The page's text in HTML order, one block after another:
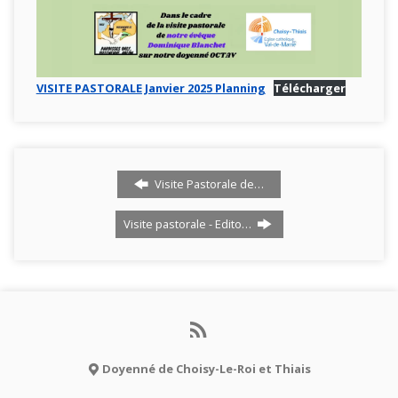
VISITE PASTORALE Janvier 2025 Planning Télécharger
Visite Pastorale de…
Visite pastorale - Edito…
Doyenné de Choisy-Le-Roi et Thiais